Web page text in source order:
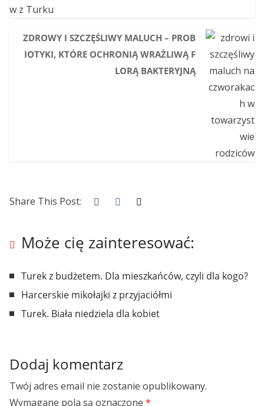
ZDROWY I SZCZĘŚLIWY MALUCH – PROB
IOTYKI, KTÓRE OCHRONIĄ WRAŻLIWĄ F
LORĄ BAKTERYJNĄ
Share This Post:
Może cię zainteresować:
Turek z budżetem. Dla mieszkańców, czyli dla kogo?
Harcerskie mikołajki z przyjaciółmi
Turek. Biała niedziela dla kobiet
Dodaj komentarz
Twój adres email nie zostanie opublikowany.
Wymagane pola są oznaczone *